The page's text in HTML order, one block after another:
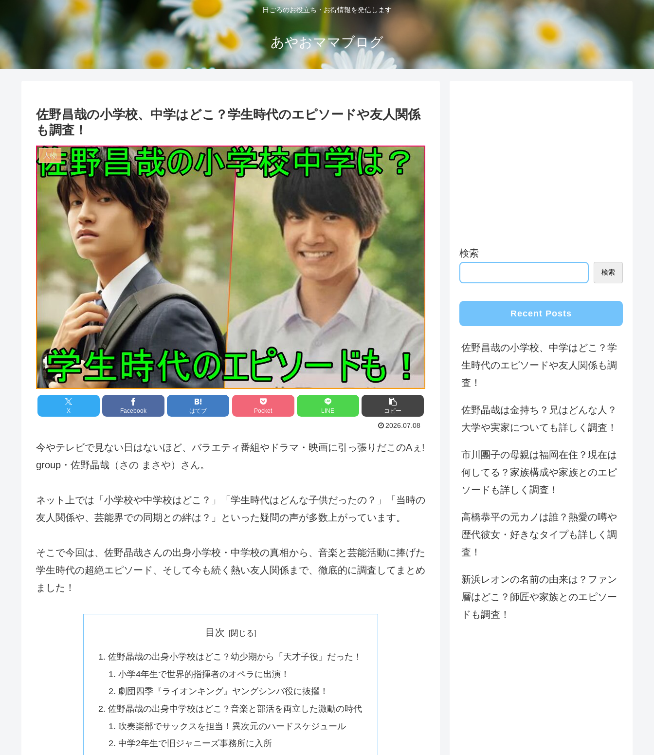
日ごろのお役立ち・お得情報を発信します
あやおママブログ
佐野昌哉の小学校、中学はどこ？学生時代のエピソードや友人関係
も調査！
人物
X Facebook はてブ Pocket LINE コピー
2026.07.08
今やテレビで見ない日はないほど、バラエティ番組やドラマ・映画に引っ張りだこのAぇ!
group・佐野晶哉（さの まさや）さん。
ネット上では「小学校や中学校はどこ？」「学生時代はどんな子供だったの？」「当時の
友人関係や、芸能界での同期との絆は？」といった疑問の声が多数上がっています。
そこで今回は、佐野晶哉さんの出身小学校・中学校の真相から、音楽と芸能活動に捧げた
学生時代の超絶エピソード、そして今も続く熱い友人関係まで、徹底的に調査してまとめ
ました！
目次
佐野晶哉の出身小学校はどこ？幼少期から「天才子役」だった！
小学4年生で世界的指揮者のオペラに出演！
劇団四季『ライオンキング』ヤングシンバ役に抜擢！
佐野晶哉の出身中学校はどこ？音楽と部活を両立した激動の時代
吹奏楽部でサックスを担当！異次元のハードスケジュール
中学2年生で旧ジャニーズ事務所に入所
検索
検索
Recent Posts
佐野昌哉の小学校、中学はどこ？学
生時代のエピソードや友人関係も調
査！
佐野晶哉は金持ち？兄はどんな人？
大学や実家についても詳しく調査！
市川團子の母親は福岡在住？現在は
何してる？家族構成や家族とのエピ
ソードも詳しく調査！
高橋恭平の元カノは誰？熱愛の噂や
歴代彼女・好きなタイプも詳しく調
査！
新浜レオンの名前の由来は？ファン
層はどこ？師匠や家族とのエピソー
ドも調査！